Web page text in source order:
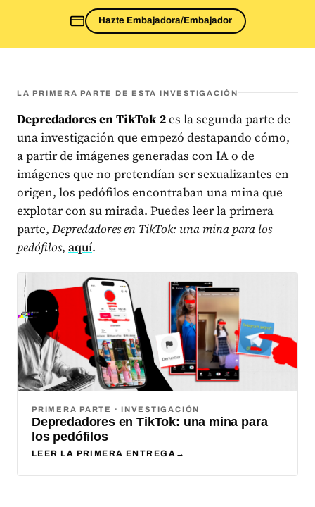
Hazte Embajadora/Embajador
LA PRIMERA PARTE DE ESTA INVESTIGACIÓN
Depredadores en TikTok 2es la segunda parte de
una investigación que empezó destapando cómo,
a partir de imágenes generadas con IA o de
imágenes que no pretendían ser sexualizantes en
origen, los pedófilos encontraban una mina que
explotar con su mirada. Puedes leer la primera
parte, Depredadores en TikTok: una mina para los
pedófilos, aquí.
PRIMERA PARTE · INVESTIGACIÓN
Depredadores en TikTok: una mina para
los pedófilos
LEER LA PRIMERA ENTREGA